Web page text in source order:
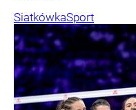
SiatkówkaSport